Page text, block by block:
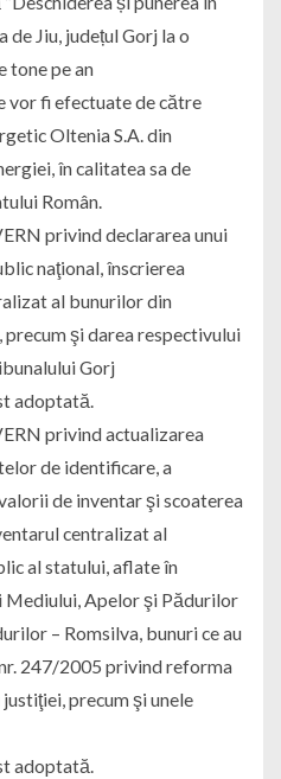
de Jiu, județul Gorj la o
tone pe an
vor fi efectuate de către
Oltenia S.A. din
în calitatea sa de
Român.
privind declararea unui
naţional, înscrierea
al bunurilor din
şi darea respectivului
Gorj
adoptată.
privind actualizarea
de identificare, a
de inventar şi scoaterea
centralizat al
al statului, aflate în
Apelor şi Pădurilor
– Romsilva, bunuri ce au
247/2005 privind reforma
precum şi unele
adoptată.